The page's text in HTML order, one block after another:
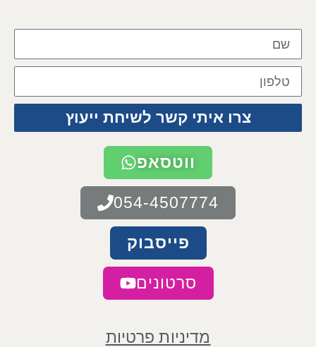
צרו איתי קשר לשיחת ייעוץ
ווטסאפ
054-4507774
פייסבוק
סרטונים
מדיניות פרטיות